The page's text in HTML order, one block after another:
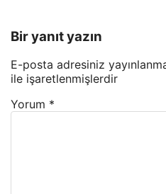
Bir yanıt yazın
E-posta adresiniz
ile işaretlenmişlerdir
Yorum *